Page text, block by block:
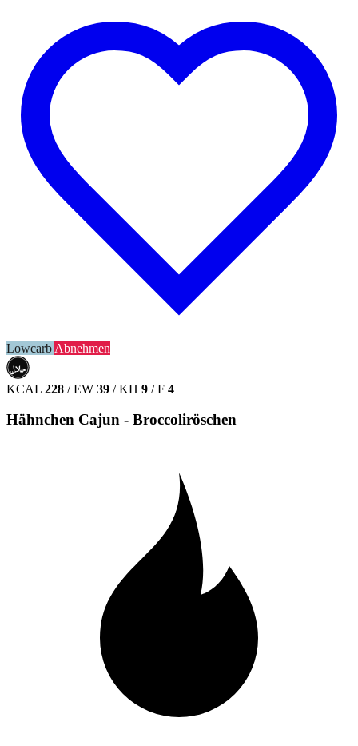
Lowcarb Abnehmen
حلال
HALAL
KCAL 228 / EW 39 / KH 9 / F 4
Hähnchen Cajun - Broccoliröschen